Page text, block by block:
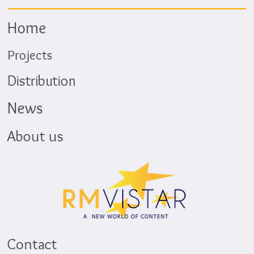
Contact
Home
Projects
Distribution
News
About us